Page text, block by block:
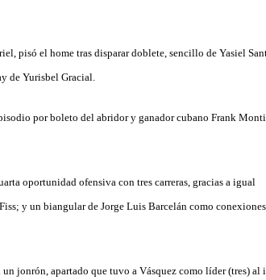
pisó el home tras disparar doblete, sencillo de Yasiel
de Yurisbel Gracial.
por boleto del abridor y ganador cubano Frank
oportunidad ofensiva con tres carreras, gracias a igual
y un biangular de Jorge Luis Barcelán como conexiones
jonrón, apartado que tuvo a Vásquez como líder (tres) al